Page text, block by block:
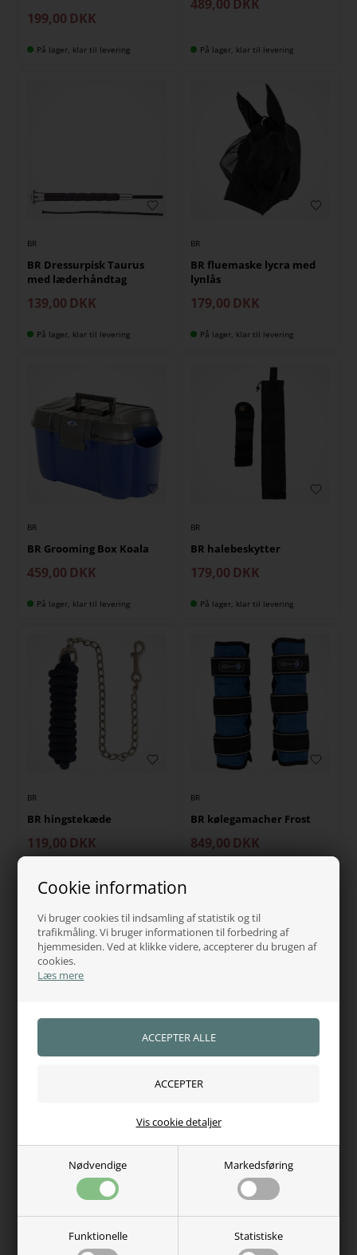
Cookie information
Vi bruger cookies til indsamling af statistik og til
trafikmåling. Vi bruger informationen til forbedring af
hjemmesiden. Ved at klikke videre, accepterer du brugen af
cookies.
Læs mere
Nødvendige Markedsføring
Funktionelle Statistiske
Vis cookie detaljer
199,00 DKK
På lager, klar til levering
489,00 DKK
På lager, klar til levering
BR
BR Dressurpisk Taurus
med læderhåndtag
139,00 DKK
På lager, klar til levering
BR
BR fluemaske lycra med
lynlås
179,00 DKK
På lager, klar til levering
BR
BR Grooming Box Koala
459,00 DKK
På lager, klar til levering
BR
BR halebeskytter
179,00 DKK
På lager, klar til levering
BR
BR hingstekæde
119,00 DKK
BR
BR kølegamacher Frost
849,00 DKK
BR Lammebeskyttelse til
BR Manelastikker i kasse